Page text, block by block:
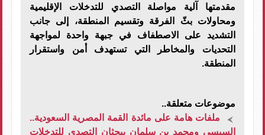
مقدمتها آلية مواصلة التصدي للتدخلات الإقليمية
ومحاولات بثّ الفرقة وتقسيم المنطقة، إلى جانب
التشديد على الاصطفاف في جبهة واحدة لمواجهة
التحديات والمخاطر التي تستهدف أمن واستقرار
المنطقة.
موضوعات متعلقة..
ملفات هامة على مائدة القمة المصرية السعودية..
السيسي ومحمد بن سلمان يبحثان التصدي للتدخلات